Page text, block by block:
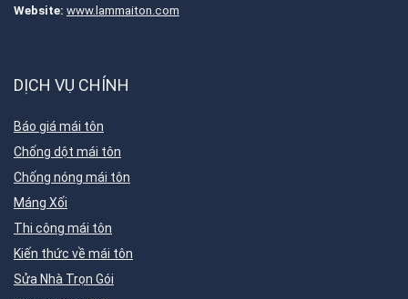
Website: www.lammaiton.com
DỊCH VỤ CHÍNH
Báo giá mái tôn
Chống dột mái tôn
Chống nóng mái tôn
Máng Xối
Thi công mái tôn
Kiến thức về mái tôn
Sửa Nhà Trọn Gói